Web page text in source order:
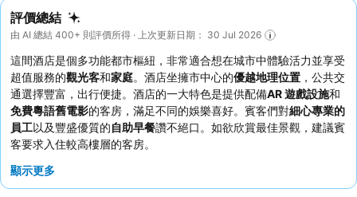
評價總結
由 AI 總結 400+ 則評價所得 · 上次更新日期： 30 Jul 2026
這間酒店是個多功能都市樞紐，非常適合想在城市中體驗活力並享受
超值服務的觀光客和家庭。酒店坐擁市中心的優越地理位置 ，公共交
通選擇豐富，出行便捷。酒店的一大特色是提供配備AR 遊戲設施和
免費粵語舊電影的客房，滿足不同的娛樂喜好。賓客們對細心專業的
員工以及豐盛優質的自助早餐讚不絕口。如欲欣賞最佳景觀，建議賓
客要求入住較高樓層的客房。
顯示更多